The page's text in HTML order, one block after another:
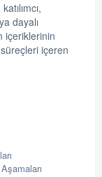
dayalı
içeriklerinin
içeren